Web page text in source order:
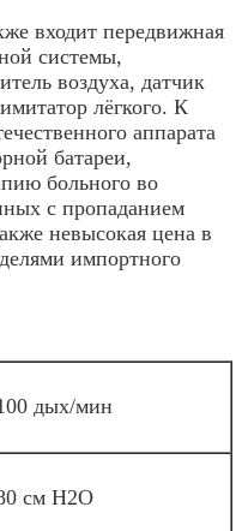
входит передвижная
системы,
воздуха, датчик
лёгкого. К
аппарата
батареи,
больного во
с пропаданием
невысокая цена в
импортного
дых/мин
см Н2O